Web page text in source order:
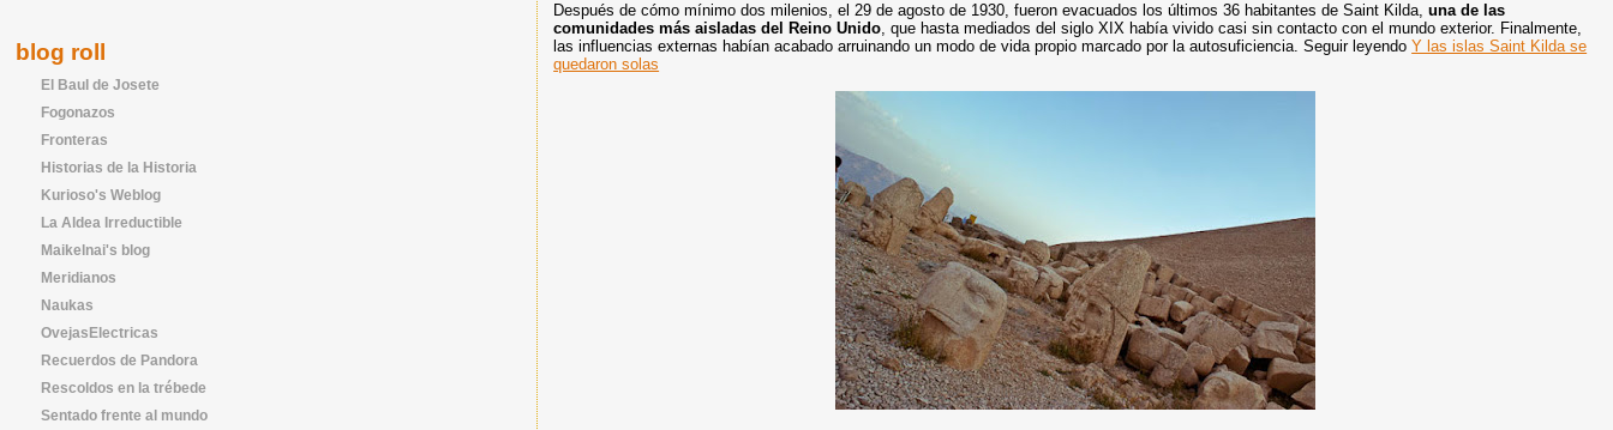
Después de cómo mínimo dos milenios, el 29 de agosto de 1930, fueron evacuados los últimos 36 habitantes de Saint Kilda,una de las
comunidades más aisladas del Reino Unido, que hasta mediados del siglo XIX había vivido casi sin contacto con el mundo exterior. Finalmente,
las influencias externas habían acabado arruinando un modo de vida propio marcado por la autosuficiencia. Seguir leyendoY las islas Saint Kilda se
quedaron solas
blog roll
El Baul de Josete
Fogonazos
Fronteras
Historias de la Historia
Kurioso's Weblog
La Aldea Irreductible
Maikelnai's blog
Meridianos
Naukas
OvejasElectricas
Recuerdos de Pandora
Rescoldos en la trébede
Sentado frente al mundo